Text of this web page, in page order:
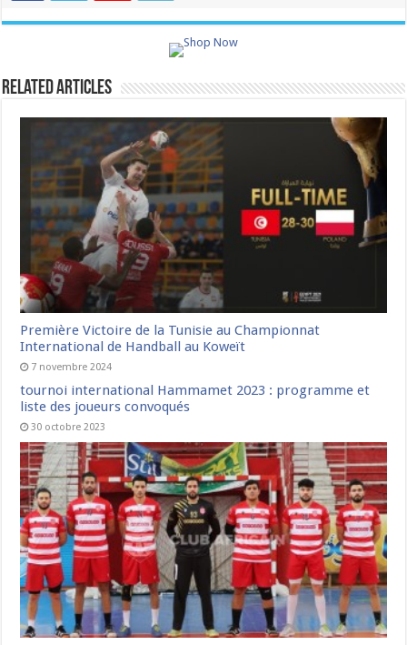
Related Articles
Première Victoire de la Tunisie au Championnat
International de Handball au Koweït
7 novembre 2024
tournoi international Hammamet 2023 : programme et
liste des joueurs convoqués
30 octobre 2023